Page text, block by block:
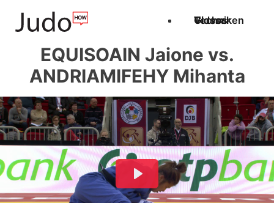
Techniken
Videos
Glossar
EQUISOAIN Jaione vs.
ANDRIAMIFEHY Mihanta